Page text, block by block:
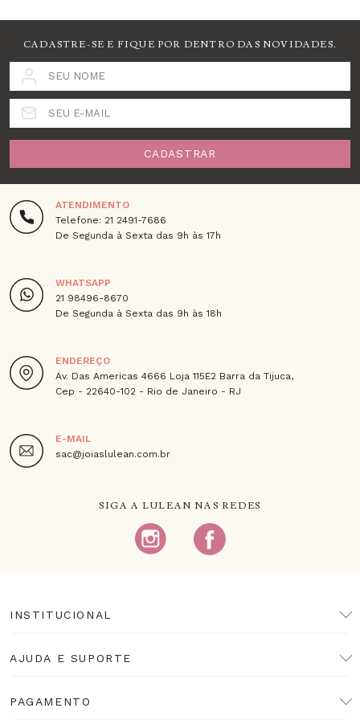
CADASTRE-SE E FIQUE POR DENTRO DAS NOVIDADES.
SEU NOME
SEU E-MAIL
CADASTRAR
ATENDIMENTO
Telefone: 21 2491-7686
De Segunda à Sexta das 9h às 17h
WHATSAPP
21 98496-8670
De Segunda à Sexta das 9h às 18h
ENDEREÇO
Av. Das Americas 4666 Loja 115E2 Barra da Tijuca,
Cep - 22640-102 - Rio de Janeiro - RJ
E-MAIL
sac@joiaslulean.com.br
SIGA A LULEAN NAS REDES
INSTITUCIONAL
AJUDA E SUPORTE
PAGAMENTO